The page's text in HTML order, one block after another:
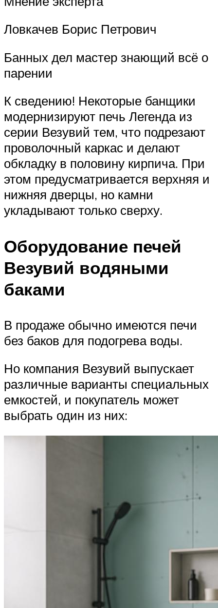
Ловкачев Борис Петрович
Банных дел мастер знающий всё о
парении
К сведению! Некоторые банщики
модернизируют печь Легенда из
серии Везувий тем, что подрезают
проволочный каркас и делают
обкладку в половину кирпича. При
этом предусматривается верхняя и
нижняя дверцы, но камни
укладывают только сверху.
Оборудование печей
Везувий водяными
баками
В продаже обычно имеются печи
без баков для подогрева воды.
Но компания Везувий выпускает
различные варианты специальных
емкостей, и покупатель может
выбрать один из них: